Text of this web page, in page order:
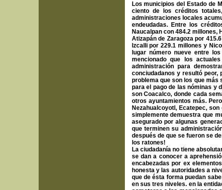
Los municipios del Estado de
ciento de los créditos
administraciones locales
endeudadas. Entre los
Naucalpan con 484.2 millones,
Atizapán de Zaragoza por
Izcalli por 229.1 millones y
lugar número nueve entre
mencionado que los
administración para
conciudadanos y resultó peor,
problema que son los que más
para el pago de las nóminas y
son Coacalco, donde cada
otros ayuntamientos más.
Nezahualcoyotl, Ecatepec,
simplemente demuestra que
asegurado por algunas
que terminen su
después de que se fueron se
los ratones!
La ciudadanía no tiene
se dan a conocer a
encabezadas por ex
honesta y las autoridades a
que de ésta forma puedan
en sus tres niveles. en la